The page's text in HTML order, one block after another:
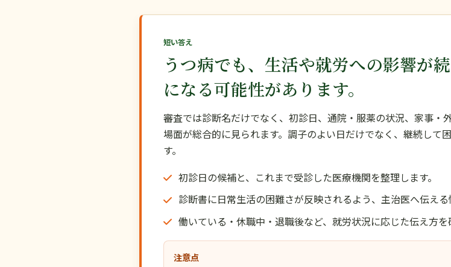
短い答え
うつ病でも、生活や就労への影響が
になる可能性があります。
審査では診断名だけでなく、初診日、通院・服薬の状況、家事・
場面が総合的に見られます。調子のよい日だけでなく、継続して
す。
初診日の候補と、これまで受診した医療機関を整理します。
診断書に日常生活の困難さが反映されるよう、主治医へ伝える
働いている・休職中・退職後など、就労状況に応じた伝え方を
注意点